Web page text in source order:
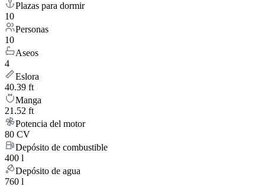
Plazas para dormir
10
Personas
10
Aseos
4
Eslora
40.39 ft
Manga
21.52 ft
Potencia del motor
80 CV
Depósito de combustible
400 l
Depósito de agua
760 l